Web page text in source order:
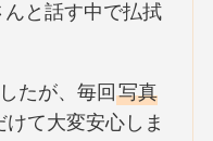
と話す中で払拭
たが、毎回写真
て大変安心しま